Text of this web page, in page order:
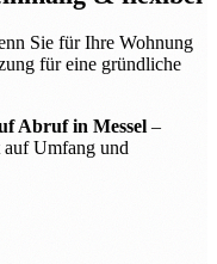
Sie für Ihre Wohnung
für eine gründliche
Abruf in Messel–
auf Umfang und